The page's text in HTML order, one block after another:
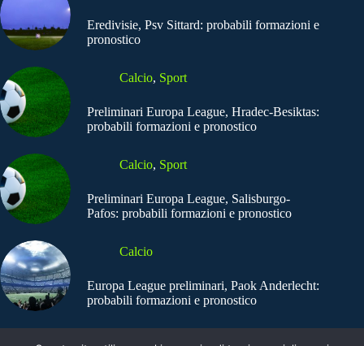
Eredivisie, Psv Sittard: probabili formazioni e
pronostico
Calcio, Sport
Preliminari Europa League, Hradec-Besiktas:
probabili formazioni e pronostico
Calcio, Sport
Preliminari Europa League, Salisburgo-
Pafos: probabili formazioni e pronostico
Calcio
Europa League preliminari, Paok Anderlecht:
probabili formazioni e pronostico